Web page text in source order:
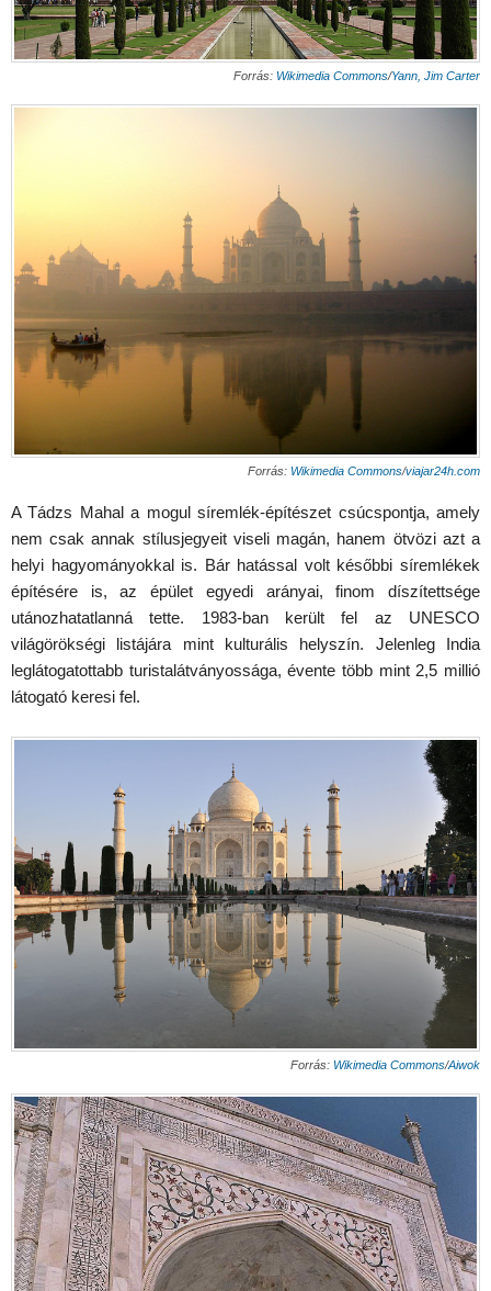
Forrás: Wikimedia Commons/Yann, Jim Carter
Forrás: Wikimedia Commons/viajar24h.com
A Tádzs Mahal a mogul síremlék-építészet csúcspontja, amely
nem csak annak stílusjegyeit viseli magán, hanem ötvözi azt a
helyi hagyományokkal is. Bár hatással volt későbbi síremlékek
építésére is, az épület egyedi arányai, finom díszítettsége
utánozhatatlanná tette. 1983-ban került fel az UNESCO
világörökségi listájára mint kulturális helyszín. Jelenleg India
leglátogatottabb turistalátványossága, évente több mint 2,5 millió
látogató keresi fel.
Forrás: Wikimedia Commons/Aiwok